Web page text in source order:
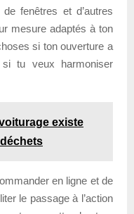
fenêtres et d’autres
mesure adaptés à ton
si ton ouverture a
tu veux harmoniser
existe
en ligne et de
le passage à l’action